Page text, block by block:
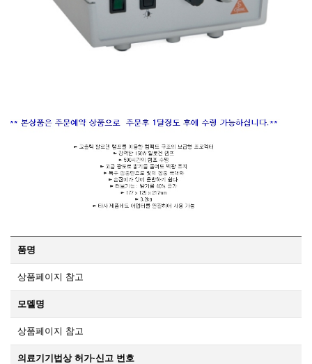
품명
상품페이지 참고
모델명
상품페이지 참고
의료기기법상 허가·신고 번호